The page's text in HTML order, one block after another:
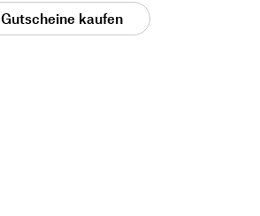
Gutscheine kaufen